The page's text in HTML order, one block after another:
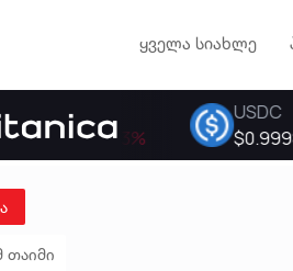
ყველა სიახლე
თაიმი